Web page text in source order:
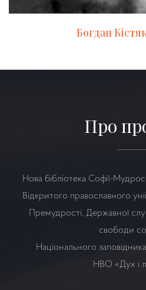
Богдан
Про
Нова бібліотека Софії-
Відкритого православного
Премудрості, Державної
свободи
Національного
НВО «Дух і